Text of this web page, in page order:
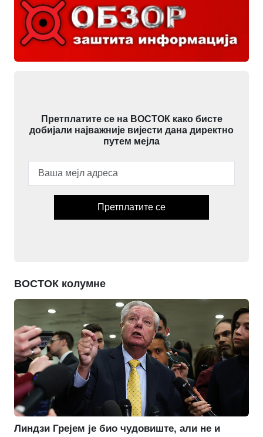
Претплатите се на ВОСТОК како бисте
добијали најважније вијести дана директно
путем мејла
Претплатите се
ВОСТОК колумне
Линдзи Грејем је био чудовиште, али не и